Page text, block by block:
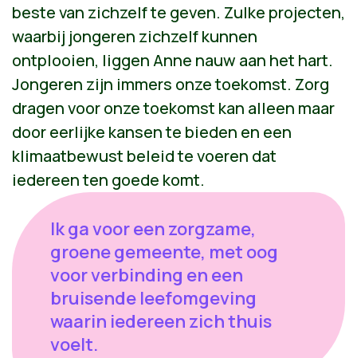
beste van zichzelf te geven. Zulke projecten,
waarbij jongeren zichzelf kunnen
ontplooien, liggen Anne nauw aan het hart.
Jongeren zijn immers onze toekomst. Zorg
dragen voor onze toekomst kan alleen maar
door eerlijke kansen te bieden en een
klimaatbewust beleid te voeren dat
iedereen ten goede komt.
Ik ga voor een zorgzame,
groene gemeente, met oog
voor verbinding en een
bruisende leefomgeving
waarin iedereen zich thuis
voelt.